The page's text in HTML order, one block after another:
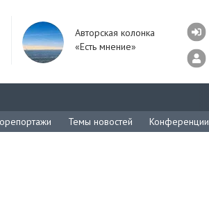
Авторская колонка
«Есть мнение»
Темы новостей Конференции